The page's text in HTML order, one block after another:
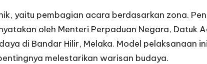
yaitu pembagian acara berdasarkan zona.
oleh Menteri Perpaduan Negara, Datuk
di Bandar Hilir, Melaka. Model pelaksanaan
melestarikan warisan budaya.